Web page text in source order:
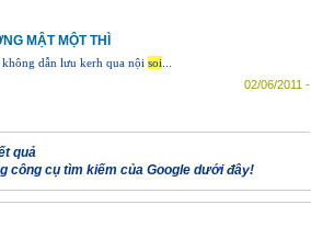
MẬT MỘT THÌ
dẫn lưu kerh qua nội soi
02/06/2011 -
quả
công cụ tìm kiếm của Google dưới đây!